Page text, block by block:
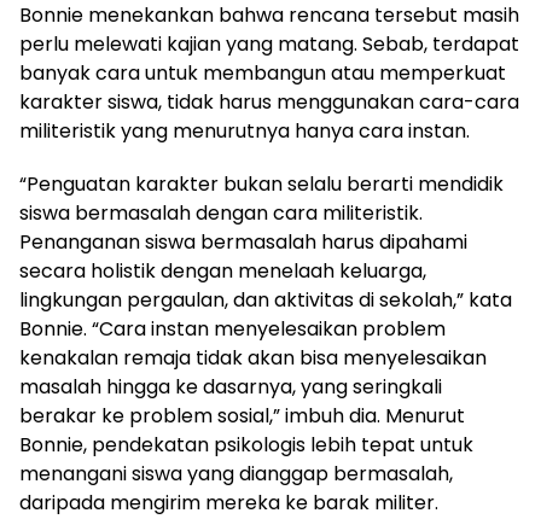
Bonnie menekankan bahwa rencana tersebut masih
perlu melewati kajian yang matang. Sebab, terdapat
banyak cara untuk membangun atau memperkuat
karakter siswa, tidak harus menggunakan cara-cara
militeristik yang menurutnya hanya cara instan.
“Penguatan karakter bukan selalu berarti mendidik
siswa bermasalah dengan cara militeristik.
Penanganan siswa bermasalah harus dipahami
secara holistik dengan menelaah keluarga,
lingkungan pergaulan, dan aktivitas di sekolah,” kata
Bonnie. “Cara instan menyelesaikan problem
kenakalan remaja tidak akan bisa menyelesaikan
masalah hingga ke dasarnya, yang seringkali
berakar ke problem sosial,” imbuh dia. Menurut
Bonnie, pendekatan psikologis lebih tepat untuk
menangani siswa yang dianggap bermasalah,
daripada mengirim mereka ke barak militer.